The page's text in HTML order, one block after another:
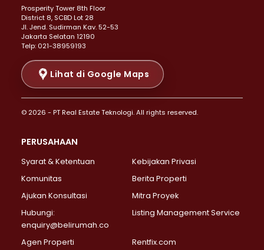
Properti Dijual di Menteng >
Properti Dijual di Senen >
Properti Dijual di Tanah Abang >
Properti Dijual di Cikini >
Properti Dijual di Kramat >
Properti Dijual di Pasar Baru >
Properti Dijual di Bendungan Hilir >
Properti Dijual di Jakarta Selatan >
Properti Dijual di Lebak Bulus >
Properti Dijual di Gandaria Selatan >
Properti Dijual di Pondok Labu >
Properti Dijual di Lenteng Agung >
Properti Dijual di Senayan >
Properti Dijual di Pondok Pinang >
Prosperity Tower 8th Floor
District 8, SCBD Lot 28
JI. Jend. Sudirman Kav. 52-53
Jakarta Selatan 12190
Telp: 021-38959193
Lihat di Google Maps
© 2026 - PT Real Estate Teknologi. All rights reserved.
PERUSAHAAN
Syarat & Ketentuan
Kebijakan Privasi
Komunitas
Berita Properti
Ajukan Konsultasi
Mitra Proyek
Hubungi:
enquiry@belirumah.co
Listing Management Service
Agen Properti Rentfix.com